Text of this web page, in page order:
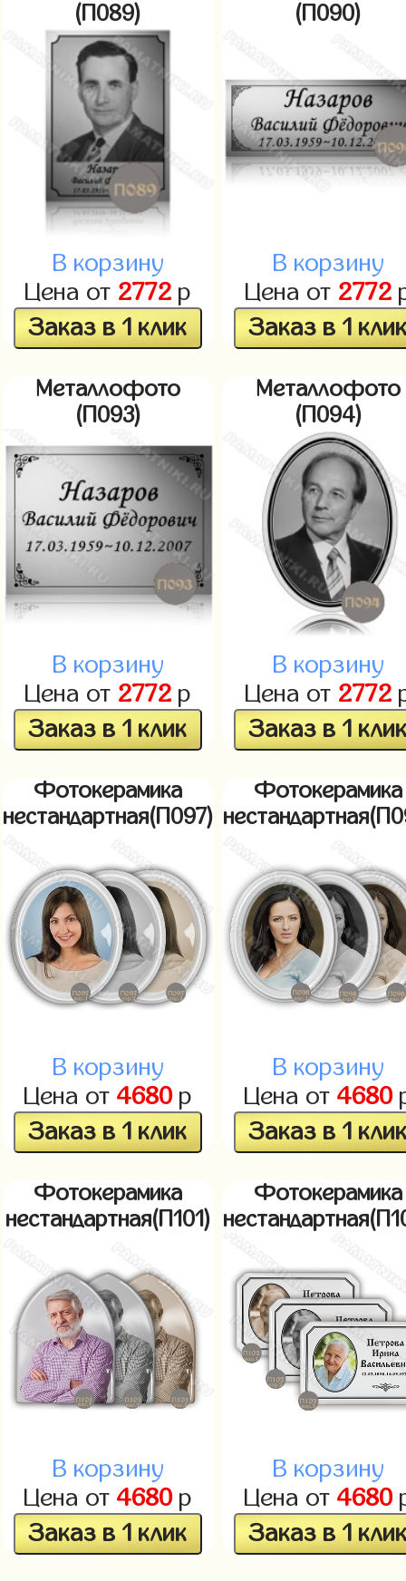
(П089)
В корзину
Цена от 2772 р
Заказ в 1 клик
(П090)
В корзину
Цена от 2772
Заказ в 1
Металлофото
(П093)
В корзину
Цена от 2772 р
Заказ в 1 клик
Металлофото
(П094)
В корзину
Цена от 2772
Заказ в 1
Фотокерамика
нестандартная(П097)
В корзину
Цена от 4680р
Заказ в 1 клик
Фотокерамика
В корзину
Цена от 4680
Заказ в 1
Фотокерамика
нестандартная(П101)
В корзину
Цена от 4680р
Заказ в 1 клик
Фотокерамика
В корзину
Цена от 4680
Заказ в 1